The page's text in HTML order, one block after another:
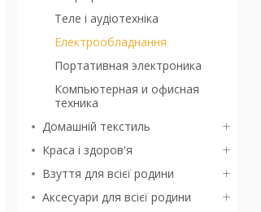
Теле і аудіотехніка
Електрообладнання
Портативная электроника
Компьютерная и офисная
техника
Домашній текстиль
Краса і здоров'я
Взуття для всієї родини
Аксесуари для всієї родини